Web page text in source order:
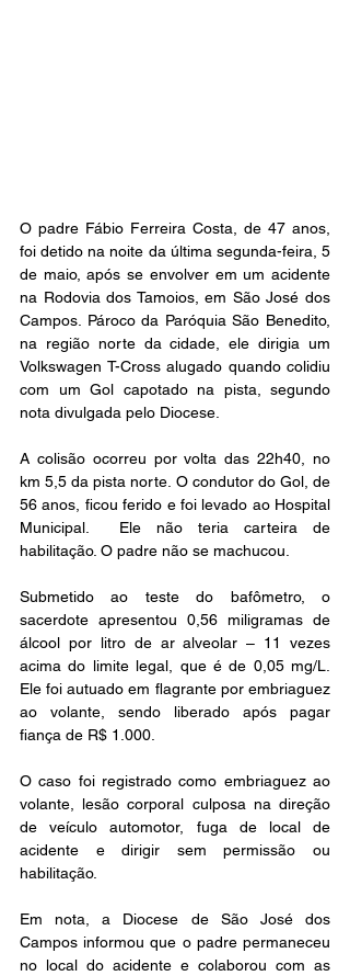
O padre Fábio Ferreira Costa, de 47 anos,
foi detido na noite da última segunda-feira, 5
de maio, após se envolver em um acidente
na Rodovia dos Tamoios, em São José dos
Campos. Pároco da Paróquia São Benedito,
na região norte da cidade, ele dirigia um
Volkswagen T-Cross alugado quando colidiu
com um Gol capotado na pista, segundo
nota divulgada pelo Diocese.
A colisão ocorreu por volta das 22h40, no
km 5,5 da pista norte. O condutor do Gol, de
56 anos, ficou ferido e foi levado ao Hospital
Municipal.  Ele não teria carteira de
habilitação. O padre não se machucou.
Submetido ao teste do bafômetro, o
sacerdote apresentou 0,56 miligramas de
álcool por litro de ar alveolar – 11 vezes
acima do limite legal, que é de 0,05 mg/L.
Ele foi autuado em flagrante por embriaguez
ao volante, sendo liberado após pagar
fiança de R$ 1.000.
O caso foi registrado como embriaguez ao
volante, lesão corporal culposa na direção
de veículo automotor, fuga de local de
acidente e dirigir sem permissão ou
habilitação.
Em nota, a Diocese de São José dos
Campos informou que o padre permaneceu
no local do acidente e colaborou com as